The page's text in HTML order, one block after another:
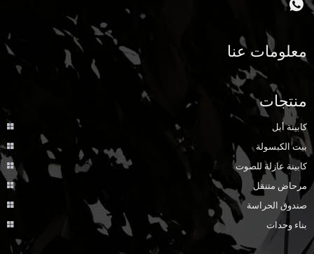
معلومات عنا
منتجات
كابينة أبل
بيت الكبسولة
كابينة عازلة للصوت
مرحاض متنقل
صندوق الحراسة
بناء وحدات